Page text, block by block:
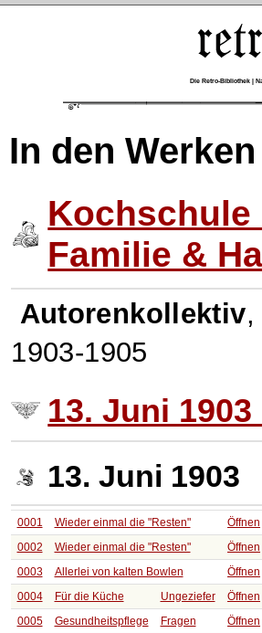
Die Retro-Bibliothek |
In den
Kochschule
Familie &
Autorenkollektiv
1903-1905
13. Juni
13. Juni 1903
0001 Wieder einmal die "Resten"
Öffnen
0002
Wieder einmal die "Resten"
Öffnen
0003
Allerlei von kalten Bowlen
Öffnen
0004
Für die Küche Ungeziefer
Öffnen
0005
Gesundheitspflege Fragen
Öffnen